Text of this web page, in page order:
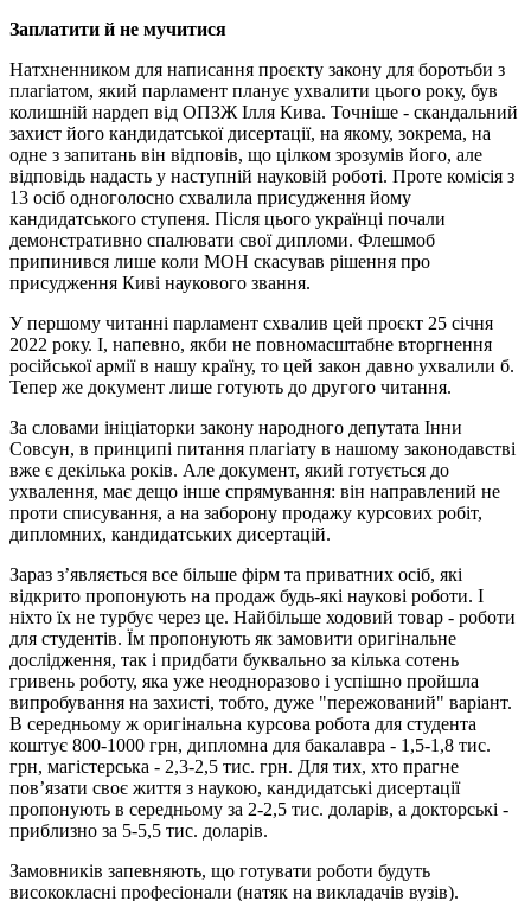
Заплатити й не мучитися
Натхненником для написання проєкту закону для боротьби з
плагіатом, який парламент планує ухвалити цього року, був
колишній нардеп від ОПЗЖ Ілля Кива. Точніше - скандальний
захист його кандидатської дисертації, на якому, зокрема, на
одне з запитань він відповів, що цілком зрозумів його, але
відповідь надасть у наступній науковій роботі. Проте комісія з
13 осіб одноголосно схвалила присудження йому
кандидатського ступеня. Після цього українці почали
демонстративно спалювати свої дипломи. Флешмоб
припинився лише коли МОН скасував рішення про
присудження Киві наукового звання.
У першому читанні парламент схвалив цей проєкт 25 січня
2022 року. І, напевно, якби не повномасштабне вторгнення
російської армії в нашу країну, то цей закон давно ухвалили б.
Тепер же документ лише готують до другого читання.
За словами ініціаторки закону народного депутата Інни
Совсун, в принципі питання плагіату в нашому законодавстві
вже є декілька років. Але документ, який готується до
ухвалення, має дещо інше спрямування: він направлений не
проти списування, а на заборону продажу курсових робіт,
дипломних, кандидатських дисертацій.
Зараз з’являється все більше фірм та приватних осіб, які
відкрито пропонують на продаж будь-які наукові роботи. І
ніхто їх не турбує через це. Найбільше ходовий товар - роботи
для студентів. Їм пропонують як замовити оригінальне
дослідження, так і придбати буквально за кілька сотень
гривень роботу, яка уже неодноразово і успішно пройшла
випробування на захисті, тобто, дуже "пережований" варіант.
В середньому ж оригінальна курсова робота для студента
коштує 800-1000 грн, дипломна для бакалавра - 1,5-1,8 тис.
грн, магістерська - 2,3-2,5 тис. грн. Для тих, хто прагне
пов’язати своє життя з наукою, кандидатські дисертації
пропонують в середньому за 2-2,5 тис. доларів, а докторські -
приблизно за 5-5,5 тис. доларів.
Замовників запевняють, що готувати роботи будуть
висококласні професіонали (натяк на викладачів вузів).